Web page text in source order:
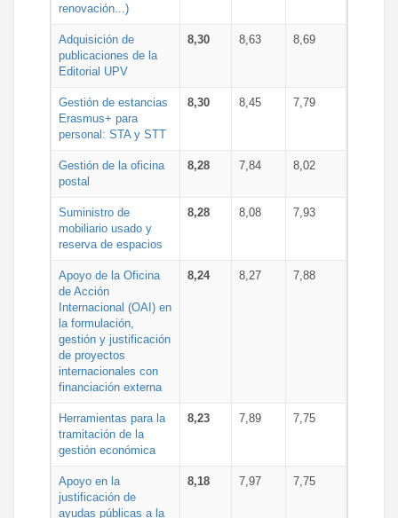
renovación...)
Adquisición de
publicaciones de la
Editorial UPV
8,30 8,63 8,69
Gestión de estancias
Erasmus+ para
personal: STA y STT
8,30 8,45 7,79
Gestión de la oficina
postal
8,28 7,84 8,02
Suministro de
mobiliario usado y
reserva de espacios
8,28 8,08 7,93
Apoyo de la Oficina
de Acción
Internacional (OAI) en
la formulación,
gestión y justificación
de proyectos
internacionales con
financiación externa
8,24 8,27 7,88
Herramientas para la
tramitación de la
gestión económica
8,23 7,89 7,75
Apoyo en la
justificación de
ayudas públicas a la
8,18 7,97 7,75